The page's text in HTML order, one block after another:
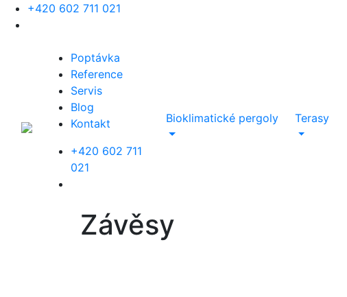
+420 602 711 021
Poptávka
Reference
Servis
Blog
Kontakt
+420 602 711
021
Bioklimatické pergoly Terasy
Závěsy